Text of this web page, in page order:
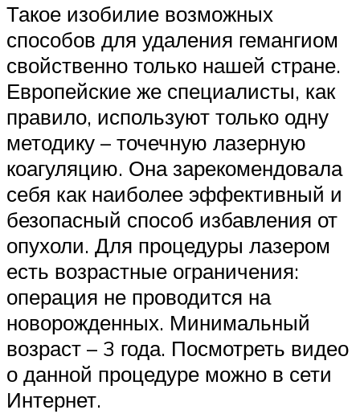
Такое изобилие возможных
способов для удаления гемангиом
свойственно только нашей стране.
Европейские же специалисты, как
правило, используют только одну
методику – точечную лазерную
коагуляцию. Она зарекомендовала
себя как наиболее эффективный и
безопасный способ избавления от
опухоли. Для процедуры лазером
есть возрастные ограничения:
операция не проводится на
новорожденных. Минимальный
возраст – 3 года. Посмотреть видео
о данной процедуре можно в сети
Интернет.